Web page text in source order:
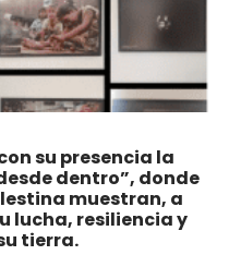
su presencia la
dentro”, donde
muestran, a
lucha, resiliencia y
tierra.